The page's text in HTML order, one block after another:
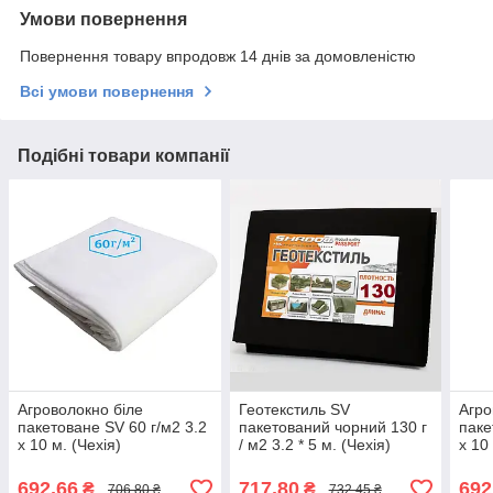
Умови повернення
Повернення товару впродовж 14 днів за домовленістю
Всі умови повернення
Подібні товари компанії
Агроволокно біле
пакетоване SV 60 г/м2 3.2
х 10 м. (Чехія)
706,80 ₴
Геотекстиль SV
пакетований чорний 130 г
/ м2 3.2 * 5 м. (Чехія)
732,45 ₴
х 10